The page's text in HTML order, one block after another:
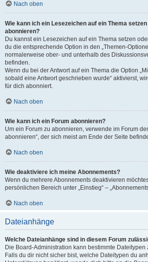
Nach oben
Wie kann ich ein Lesezeichen auf ein Thema
abonnieren?
Du kannst ein Lesezeichen auf ein Thema setzen
du die entsprechende Option in den „Themen-
normalerweise ober- und unterhalb des
befinden.
Wenn du bei der Antwort auf ein Thema die Option
sobald eine Antwort geschrieben wurde“ aktivierst,
für dich abonniert.
Nach oben
Wie kann ich ein Forum abonnieren?
Um ein Forum zu abonnieren, verwende im Forum
abonnieren“, der sich meist am Ende der Seite
Nach oben
Wie deaktiviere ich meine Abonnements?
Wenn du mehrere Abonnements deaktivieren
persönlichen Bereich unter „Einstieg“ –
Nach oben
Dateianhänge
Welche Dateianhänge sind in diesem Forum
Die Board-Administration kann bestimmte
Falls du dir nicht sicher bist, welche Dateitypen du